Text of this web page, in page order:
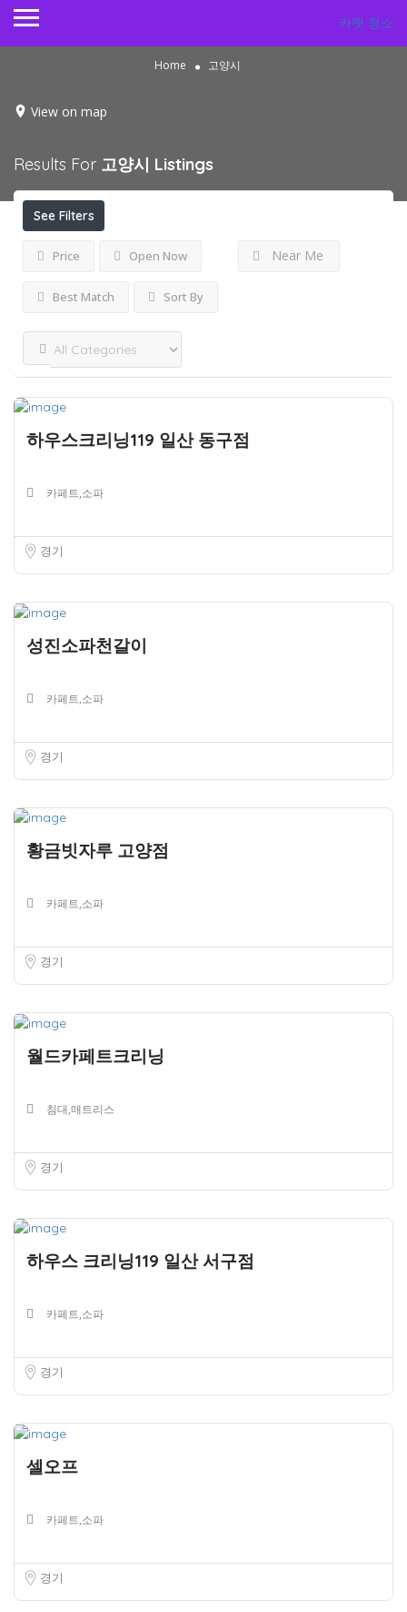
카펫 청소
Home 고양시
View on map
Results For 고양시 Listings
See Filters
Price Open Now Near Me
Best Match Sort By
하우스크리닝119 일산 동구점
카페트,소파
경기
성진소파천갈이
카페트,소파
경기
황금빗자루 고양점
카페트,소파
경기
월드카페트크리닝
침대,매트리스
경기
하우스 크리닝119 일산 서구점
카페트,소파
경기
셀오프
카페트,소파
경기